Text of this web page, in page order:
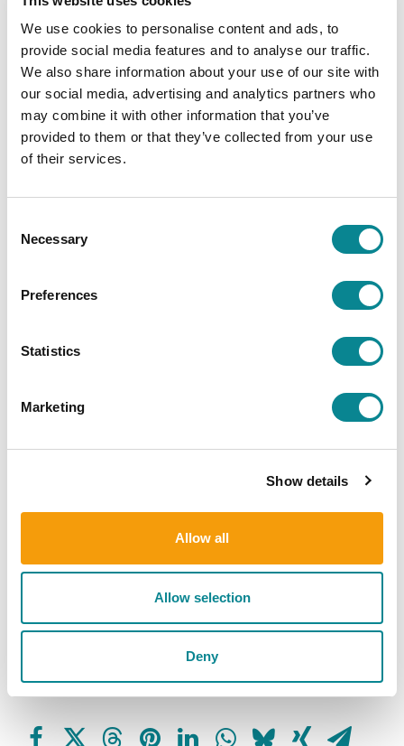
We use cookies to personalise content and ads, to
provide social media features and to analyse our traffic.
We also share information about your use of our site with
our social media, advertising and analytics partners who
may combine it with other information that you’ve
provided to them or that they’ve collected from your use
of their services.
Selection
Necessary
Preferences
Statistics
Marketing
Show details
Allow all
Allow selection
Deny
Anna: Minusta Project Björkskär on erittäin
mielenkiintoinen! Tuulivoiman, tuulipuistojen ja
monimuotoisen luonnon mahdollisuuksien ympärille
rakennettu hanke on vihreää siirtymää
parhaimmillaan.
Michael: Projekti Björkskär on minustakin
mielenkiintoinen. Voimala näyttää samankaltaiselta
kuin mitä olemme nähneet tuulivoimapuistossa
Juutinrauman sillan lähettyvillä ja tuulivoimaloissa
täällä eteläisellä Itämerellä. Kaikista sen pilareista
tulee keinotekoisia riuttoja, joissa on simpukoita,
leviä ja paljon kaloja. Kiinnitin huomiota myös Hailia
Rahoitus: 15 000 euroa